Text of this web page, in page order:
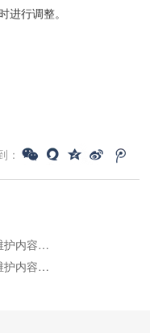
行调整。
：
《天谕2.0》7月23日周版本更新维护内容公告
《天谕2.0》5月22日周版本更新维护内容公告